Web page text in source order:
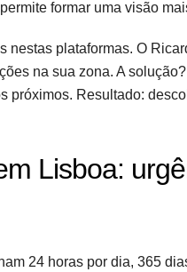
formar uma visão
nestas plataformas. O
na sua zona. A
próximos. Resultado:
Lisboa:
24 horas por dia, 365